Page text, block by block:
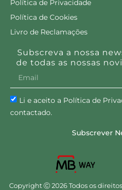
Política de Privacidade
Política de Cookies
Livro de Reclamações
Subscreva a nossa
de todas as nossas
Li e aceito a Política de
contactado.
Subscrever
Copyright Ⓒ 2026 Todos os